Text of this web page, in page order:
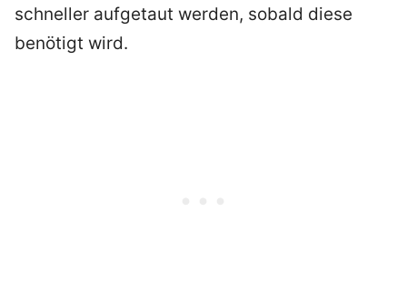
schneller aufgetaut werden, sobald diese
benötigt wird.